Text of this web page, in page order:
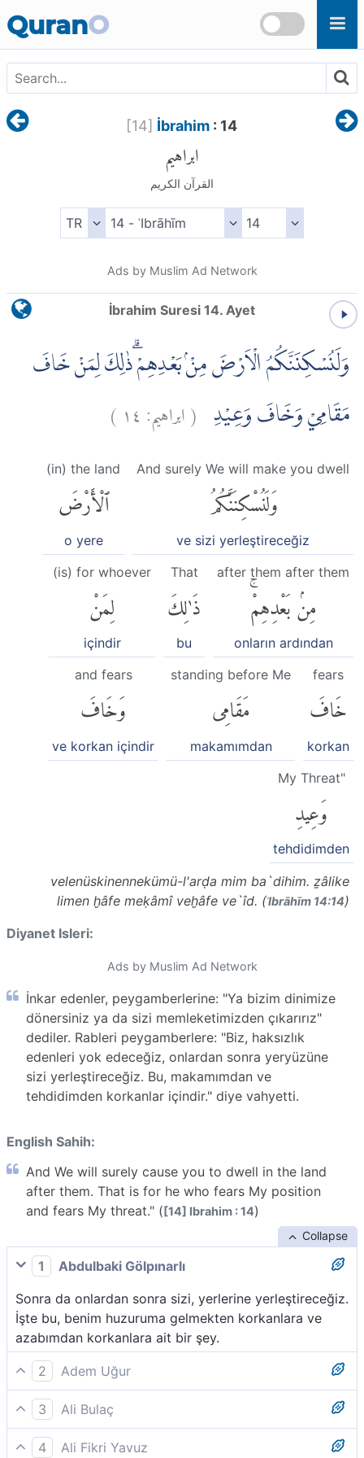
QuranO
[14] İbrahim : 14
ابراهيم
القرآن الكريم
Ads by Muslim Ad Network
İbrahim Suresi 14. Ayet
وَلَنُسْكِنَنَّكُمُ الْاَرْضَ مِنْۢ بَعْدِهِمْ ۗذٰلِكَ لِمَنْ خَافَ
مَقَامِيْ وَخَافَ وَعِيْدِ (ابراهيم: ١٤ )
And surely We will make you dwell
وَلَنُسْكِنَنَّكُمُ
ve sizi yerleştireceğiz
(in) the land
ٱلْأَرْضَ
o yere
after them after them
مِنۢ بَعْدِهِمْۚ
onların ardından
That
ذَٰلِكَ
bu
(is) for whoever
لِمَنْ
içindir
fears
خَافَ
korkan
standing before Me
مَقَامِى
makamımdan
and fears
وَخَافَ
ve korkan içindir
My Threat"
وَعِيدِ
tehdidimden
velenüskinennekümü-l'arḍa mim ba`dihim. ẕâlike
limen ḫâfe meḳâmî veḫâfe ve`îd. (ʾIbrāhīm 14:14)
Diyanet Isleri:
Ads by Muslim Ad Network
İnkar edenler, peygamberlerine: "Ya bizim dinimize
dönersiniz ya da sizi memleketimizden çıkarırız"
dediler. Rableri peygamberlere: "Biz, haksızlık
edenleri yok edeceğiz, onlardan sonra yeryüzüne
sizi yerleştireceğiz. Bu, makamımdan ve
tehdidimden korkanlar içindir." diye vahyetti.
English Sahih:
And We will surely cause you to dwell in the land
after them. That is for he who fears My position
and fears My threat." ([14] Ibrahim : 14)
Collapse
1
Abdulbaki Gölpınarlı
Sonra da onlardan sonra sizi, yerlerine yerleştireceğiz.
İşte bu, benim huzuruma gelmekten korkanlara ve
azabımdan korkanlara ait bir şey.
2
Adem Uğur
Ve (ey inananlar!) Onlardan sonra sizi mutlaka o yerde
yerleştireceğiz. İşte bu, makamımdan korkan ve
tehdidimden sakınan kimselere mahsustur.
3
Ali Bulaç
"Ve onlardan sonra sizi o arza mutlaka
4
Ali Fikri Yavuz